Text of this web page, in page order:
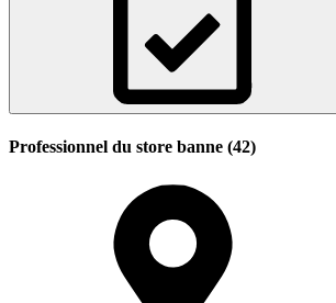
Professionnel du store banne (42)